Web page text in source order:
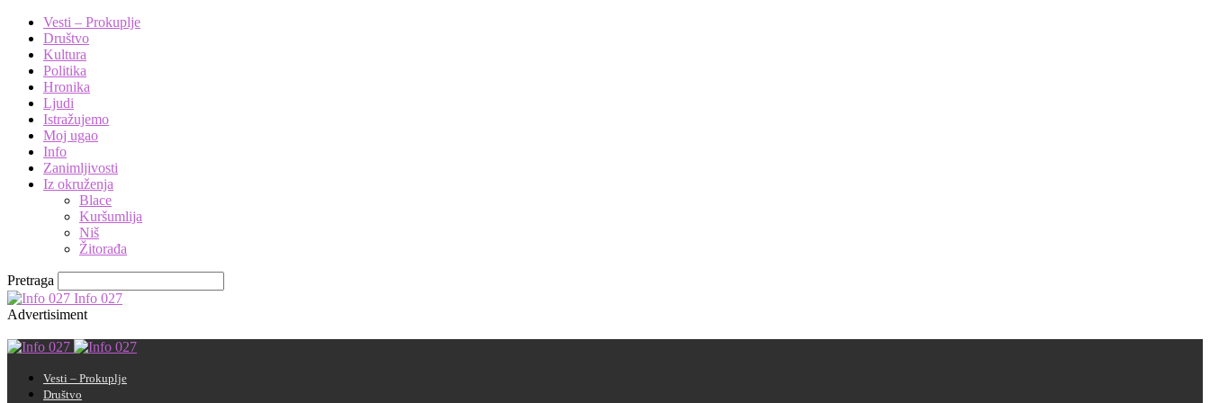
Vesti – Prokuplje
Društvo
Kultura
Politika
Hronika
Ljudi
Istražujemo
Moj ugao
Info
Zanimljivosti
Iz okruženja
Blace
Kuršumlija
Niš
Žitorađa
Pretraga
Info 027
Advertisiment
Vesti – Prokuplje
Društvo